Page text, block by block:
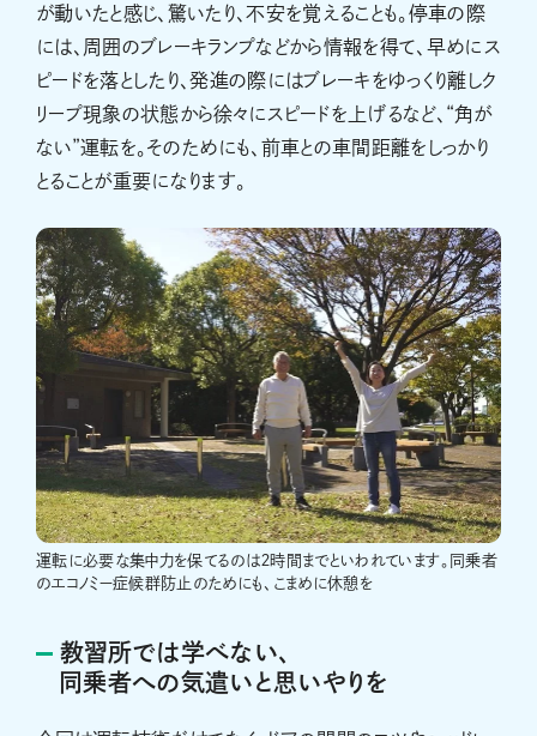
が動いたと感じ、驚いたり、不安を覚えることも。停車の際
には、周囲のブレーキランプなどから情報を得て、早めにス
ピードを落としたり、発進の際にはブレーキをゆっくり離しク
リープ現象の状態から徐々にスピードを上げるなど、“角が
ない”運転を。そのためにも、前車との車間距離をしっかり
とることが重要になります。
運転に必要な集中力を保てるのは２時間までといわれています。同乗者
のエコノミー症候群防止のためにも、こまめに休憩を
教習所では学べない、
同乗者への気遣いと思いやりを